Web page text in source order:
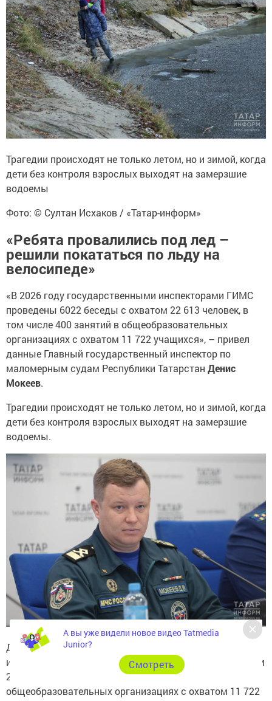
Трагедии происходят не только летом, но и зимой, когда
дети без контроля взрослых выходят на замерзшие
водоемы
Фото: © Султан Исхаков / «Татар-информ»
«Ребята провалились под лед –
решили покататься по льду на
велосипеде»
«В 2026 году государственными инспекторами ГИМС
проведены 6022 беседы с охватом 22 613 человек, в
том числе 400 занятий в общеобразовательных
организациях с охватом 11 722 учащихся», – привел
данные Главный государственный инспектор по
маломерным судам Республики Татарстан Денис
Мокеев.
Трагедии происходят не только летом, но и зимой, когда
дети без контроля взрослых выходят на замерзшие
водоемы.
Денис Мокеев: «В 2026 году государственными
инспекторами ГИМС проведены 6022 беседы с охватом
22 613 человек, в том числе 400 занятий в
общеобразовательных организациях с охватом 11 722
А вы уже видели новое видео Tatmedia
Junior?
Cмотреть